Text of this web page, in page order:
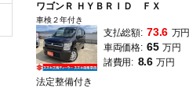
ワゴンＲ ＨＹＢＲＩＤ ＦＸ
車検２年付き
支払総額: 73.6 万円
車両価格: 65 万円
諸費用: 8.6 万円
法定整備付き